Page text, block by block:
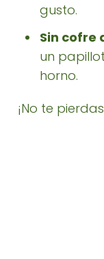
gusto.
Sin cofre
un
horno.
¡No te